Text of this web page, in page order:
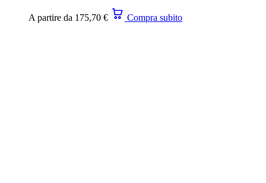
A partire da 175,70 € Compra subito